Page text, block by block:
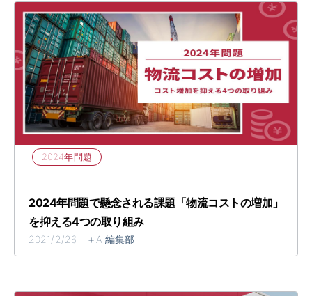
2024年問題
​​2024年問題で懸念される課題「物流コストの増加」
を抑える4つの取り組み​
2021/2/26 ＋A 編集部